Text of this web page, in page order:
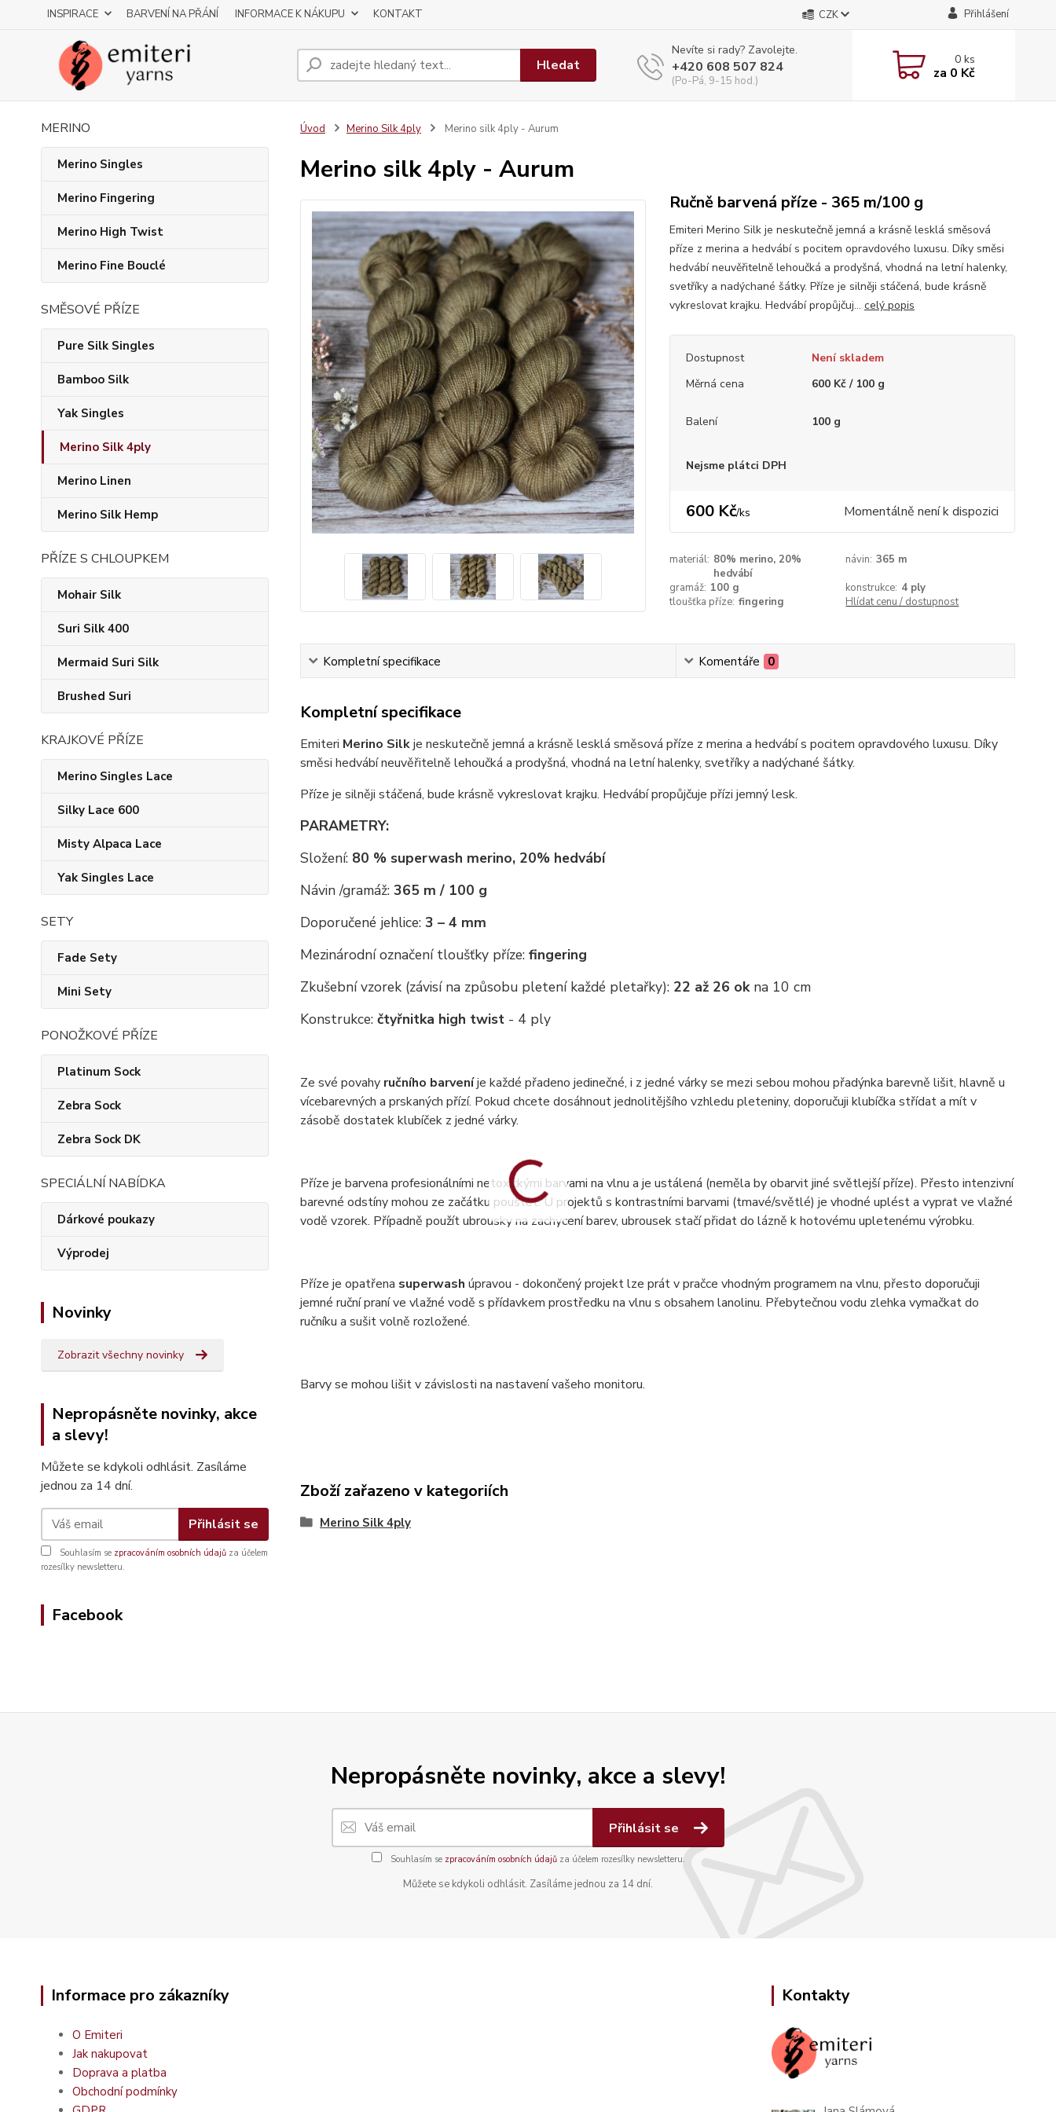
INSPIRACE BARVENÍ NA PŘÁNÍ INFORMACE K NÁKUPU KONTAKT CZK Přihlášení
Hledat
Nevíte si rady? Zavolejte.
+420 608 507 824
(Po-Pá, 9-15 hod.)
0ks
za 0 Kč
MERINO
Merino Singles
Merino Fingering
Merino High Twist
Merino Fine Bouclé
SMĚSOVÉ PŘÍZE
Pure Silk Singles
Bamboo Silk
Yak Singles
Merino Silk 4ply
Merino Linen
Merino Silk Hemp
PŘÍZE S CHLOUPKEM
Mohair Silk
Suri Silk 400
Mermaid Suri Silk
Brushed Suri
KRAJKOVÉ PŘÍZE
Merino Singles Lace
Silky Lace 600
Misty Alpaca Lace
Yak Singles Lace
SETY
Fade Sety
Mini Sety
PONOŽKOVÉ PŘÍZE
Platinum Sock
Zebra Sock
Zebra Sock DK
SPECIÁLNÍ NABÍDKA
Dárkové poukazy
Výprodej
Novinky
Zobrazit všechny novinky
Nepropásněte novinky, akce
a slevy!
Můžete se kdykoli odhlásit. Zasíláme
jednou za 14 dní.
Přihlásit se
Souhlasím se zpracováním osobních údajů za účelem
rozesílky newsletteru.
Facebook
Úvod Merino Silk 4ply Merino silk 4ply - Aurum
Merino silk 4ply - Aurum
Ručně barvená příze - 365 m/100 g
Emiteri Merino Silk je neskutečně jemná a krásně lesklá směsová
příze z merina a hedvábí s pocitem opravdového luxusu. Díky směsi
hedvábí neuvěřitelně lehoučká a prodyšná, vhodná na letní halenky,
svetříky a nadýchané šátky. Příze je silněji stáčená, bude krásně
vykreslovat krajku. Hedvábí propůjčuj... celý popis
Dostupnost
Není skladem
Měrná cena
600 Kč / 100 g
Balení 100 g
Nejsme plátci DPH
600 Kč/ks Momentálně není k dispozici
materiál: 80% merino, 20%
hedvábí
návin: 365 m
gramáž: 100 g konstrukce: 4 ply
tloušťka příze: fingering Hlídat cenu / dostupnost
Kompletní specifikace Komentáře 0
Kompletní specifikace
Emiteri Merino Silkje neskutečně jemná a krásně lesklá směsová příze z merina a hedvábí s pocitem opravdového luxusu. Díky
směsi hedvábí neuvěřitelně lehoučká a prodyšná, vhodná na letní halenky, svetříky a nadýchané šátky.
Příze je silněji stáčená, bude krásně vykreslovat krajku. Hedvábí propůjčuje přízi jemný lesk.
PARAMETRY:
Složení: 80 % superwash merino, 20% hedvábí
Návin /gramáž:365 m / 100 g
Doporučené jehlice: 3 – 4 mm
Mezinárodní označení tloušťky příze: fingering
Zkušební vzorek (závisí na způsobu pletení každé pletařky): 22 až 26 okna 10 cm
Konstrukce: čtyřnitka high twist- 4 ply
Ze své povahyručního barveníje každé přadeno jedinečné, i z jedné várky se mezi sebou mohou přadýnka barevně lišit, hlavně u
vícebarevných a prskaných přízí. Pokud chcete dosáhnout jednolitějšího vzhledu pleteniny, doporučuji klubíčka střídat a mít v
zásobě dostatek klubíček z jedné várky.
Příze je barvena profesionálními netoxickými barvami na vlnu a je ustálená (neměla by obarvit jiné světlejší příze). Přesto intenzivní
barevné odstíny mohou ze začátku pouštět. U projektů s kontrastními barvami (tmavé/světlé) je vhodné uplést a vyprat ve vlažné
vodě vzorek. Případně použít ubrousky na zachycení barev, ubrousek stačí přidat do lázně k hotovému upletenému výrobku.
Příze je opatřena superwash úpravou - dokončený projekt lze prát v pračce vhodným programem na vlnu, přesto doporučuji
jemné ruční praní ve vlažné vodě s přídavkem prostředku na vlnu s obsahem lanolinu. Přebytečnou vodu zlehka vymačkat do
ručníku a sušit volně rozložené.
Barvy se mohou lišit v závislosti na nastavení vašeho monitoru.
Zboží zařazeno v kategoriích
Merino Silk 4ply
Nepropásněte novinky, akce a slevy!
Přihlásit se
Souhlasím se zpracováním osobních údajůza účelem rozesílky newsletteru.
Můžete se kdykoli odhlásit. Zasíláme jednou za 14 dní.
Informace pro zákazníky
O Emiteri
Jak nakupovat
Doprava a platba
Obchodní podmínky
Kontakty